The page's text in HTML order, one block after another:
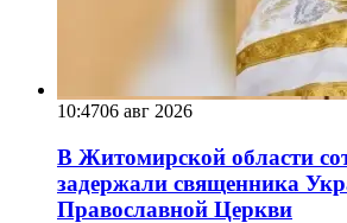
10:4706 авг 2026
В Житомирской области
задержали священника
Православной Церкви